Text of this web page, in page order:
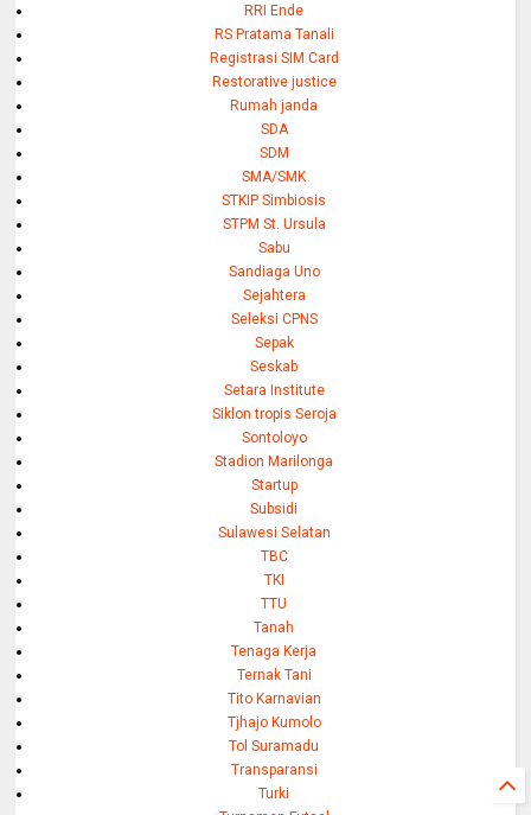
RRI Ende
RS Pratama Tanali
Registrasi SIM Card
Restorative justice
Rumah janda
SDA
SDM
SMA/SMK
STKIP Simbiosis
STPM St. Ursula
Sabu
Sandiaga Uno
Sejahtera
Seleksi CPNS
Sepak
Seskab
Setara Institute
Siklon tropis Seroja
Sontoloyo
Stadion Marilonga
Startup
Subsidi
Sulawesi Selatan
TBC
TKI
TTU
Tanah
Tenaga Kerja
Ternak Tani
Tito Karnavian
Tjhajo Kumolo
Tol Suramadu
Transparansi
Turki